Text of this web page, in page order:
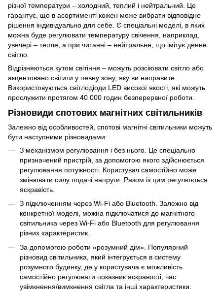
різної температури – холодний, теплий і нейтральний. Це
гарантує, що в асортименті кожен може вибрати відповідне
рішення індивідуально для себе. Є спеціальні моделі, в яких
можна буде регулювати температуру свічення, наприклад,
увечері – тепле, а при читанні – нейтральне, що імітує денне
світло.
Відрізняються кутом світіння – можуть розсіювати світло або
акцентовано світити у певну зону, яку ви направите.
Використовуються світлодіоди LED високої якості, які можуть
прослужити протягом 40 000 годин безперервної роботи.
Різновиди спотових магнітних світильників
Залежно від особливостей, спотові магнітні світильники можуть
бути наступними різновидами:
З механізмом регулювання і без нього. Це спеціально
призначений пристрій, за допомогою якого здійснюється
регулювання потужності. Користувач самостійно може
змінювати силу подачі напруги. Разом із цим регулюється
яскравість.
З підключенням через Wi-Fi або Bluetooth. Залежно від
конкретної моделі, можна підключатися до магнітного
світильника через Wi-Fi або Bluetooth для регулювання
різних характеристик.
За допомогою роботи «розумний дім». Популярний
різновид світильника, який інтегрується в систему
розумного будинку, де у користувача є можливість
самостійно регулювати показник яскравості, час
увімкнення/вимкнення світла та інші характеристики.